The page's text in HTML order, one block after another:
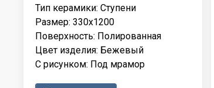
Тип керамики: Ступени
Размер: 330x1200
Поверхность: Полированная
Цвет изделия: Бежевый
С рисунком: Под мрамор